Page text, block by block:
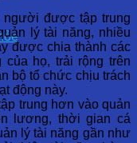
người được tập trung
lý tài năng, nhiều
được chia thành các
của họ, trải rộng trên
bộ tổ chức chịu trách
động này.
trung hơn vào quản
lương, thời gian cá
lý tài năng gần như